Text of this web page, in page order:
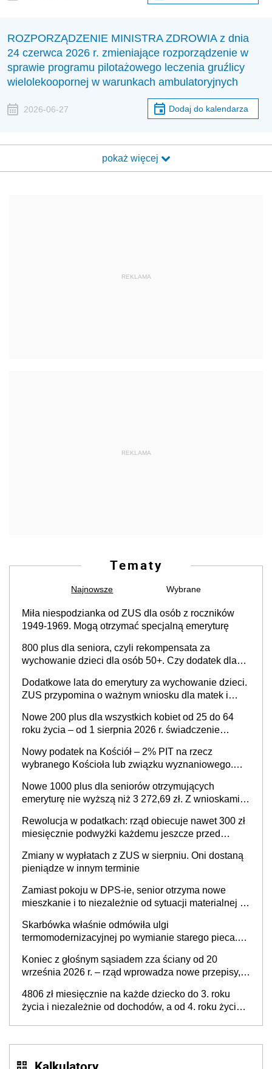
ROZPORZĄDZENIE MINISTRA ZDROWIA z dnia
24 czerwca 2026 r. zmieniające rozporządzenie w
sprawie programu pilotażowego leczenia gruźlicy
wielolekoopornej w warunkach ambulatoryjnych
2026-06-27 Dodaj do kalendarza
pokaż więcej
REKLAMA
REKLAMA
Tematy
Najnowsze Wybrane
Miła niespodzianka od ZUS dla osób z roczników
1949-1969. Mogą otrzymać specjalną emeryturę
800 plus dla seniora, czyli rekompensata za
wychowanie dzieci dla osób 50+. Czy dodatek dla
Dodatkowe lata do emerytury za wychowanie dzieci.
ZUS przypomina o ważnym wniosku dla matek i
Nowe 200 plus dla wszystkich kobiet od 25 do 64
roku życia – od 1 sierpnia 2026 r. świadczenie
Nowy podatek na Kościół – 2% PIT na rzecz
wybranego Kościoła lub związku wyznaniowego.
finansowania
Nowe 1000 plus dla seniorów otrzymujących
emeryturę nie wyższą niż 3 272,69 zł. Z wnioskami
nie otrzymają
Rewolucja w podatkach: rząd obiecuje nawet 300 zł
miesięcznie podwyżki każdemu jeszcze przed
Zmiany w wypłatach z ZUS w sierpniu. Oni dostaną
pieniądze w innym terminie
Zamiast pokoju w DPS-ie, senior otrzyma nowe
mieszkanie i to niezależnie od sytuacji materialnej –
roku życia
Skarbówka właśnie odmówiła ulgi
termomodernizacyjnej po wymianie starego pieca.
Koniec z głośnym sąsiadem zza ściany od 20
września 2026 r. – rząd wprowadza nowe przepisy,
4806 zł miesięcznie na każde dziecko do 3. roku
życia i niezależnie od dochodów, a od 4. roku życia